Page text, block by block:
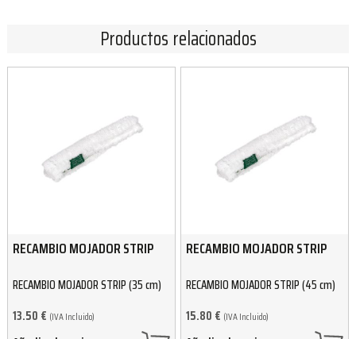
Productos relacionados
RECAMBIO MOJADOR STRIP
RECAMBIO MOJADOR STRIP (35 cm)
13.50 € (IVA Incluido)
RECAMBIO MOJADOR STRIP
RECAMBIO MOJADOR STRIP (45 cm)
15.80 € (IVA Incluido)